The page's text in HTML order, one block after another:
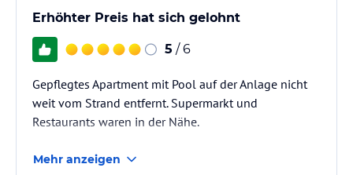
Erhöhter Preis hat sich gelohnt
5 / 6
Gepflegtes Apartment mit Pool auf der Anlage nicht
weit vom Strand entfernt. Supermarkt und
Restaurants waren in der Nähe.
Mehr anzeigen